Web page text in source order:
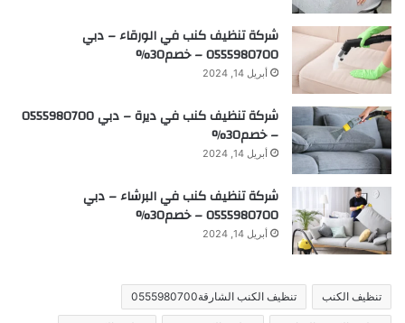
شركة تنظيف كنب في الورقاء – دبي
0555980700 – خصم30%
أبريل 14, 2024
شركة تنظيف كنب في ديرة – دبي 0555980700
– خصم30%
أبريل 14, 2024
شركة تنظيف كنب في البرشاء – دبي
0555980700 – خصم30%
أبريل 14, 2024
تنظيف الكنب تنظيف الكنب الشارقة0555980700